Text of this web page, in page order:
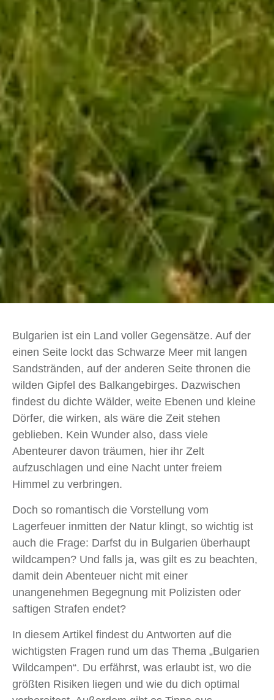
Bulgarien ist ein Land voller Gegensätze. Auf der
einen Seite lockt das Schwarze Meer mit langen
Sandstränden, auf der anderen Seite thronen die
wilden Gipfel des Balkangebirges. Dazwischen
findest du dichte Wälder, weite Ebenen und kleine
Dörfer, die wirken, als wäre die Zeit stehen
geblieben. Kein Wunder also, dass viele
Abenteurer davon träumen, hier ihr Zelt
aufzuschlagen und eine Nacht unter freiem
Himmel zu verbringen.
Doch so romantisch die Vorstellung vom
Lagerfeuer inmitten der Natur klingt, so wichtig ist
auch die Frage: Darfst du in Bulgarien überhaupt
wildcampen? Und falls ja, was gilt es zu beachten,
damit dein Abenteuer nicht mit einer
unangenehmen Begegnung mit Polizisten oder
saftigen Strafen endet?
In diesem Artikel findest du Antworten auf die
wichtigsten Fragen rund um das Thema „Bulgarien
Wildcampen“. Du erfährst, was erlaubt ist, wo die
größten Risiken liegen und wie du dich optimal